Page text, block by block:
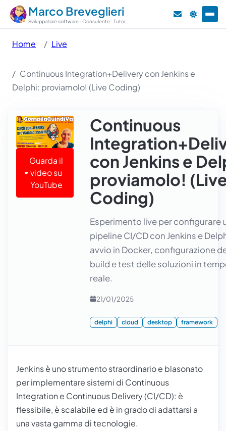
Marco Breveglieri
Sviluppatore software · Consulente · Tutor
Home Live
Continuous Integration+Delivery con Jenkins e
Delphi: proviamolo! (Live Coding)
Guarda il
video su
YouTube
Continuous
con Jenkins e
proviamolo!
Coding)
Esperimento live per configurare
pipeline CI/CD con Jenkins e
avvio in Docker, configurazione
build e test delle soluzioni in
reale.
21/01/2025
delphi cloud desktop framework
Jenkins è uno strumento straordinario e blasonato
per implementare sistemi di Continuous
Integration e Continuous Delivery (CI/CD): è
flessibile, è scalabile ed è in grado di adattarsi a
una vasta gamma di tecnologie.